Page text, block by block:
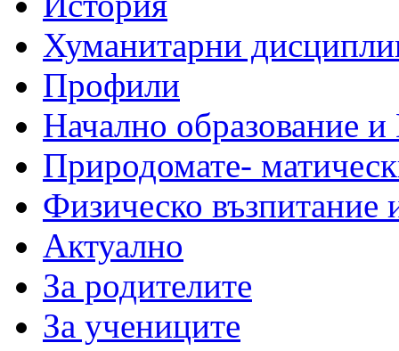
Хуманитарни
Профили
Начално образование
Природомате-
Физическо възпитание
Актуално
За родителите
За учениците